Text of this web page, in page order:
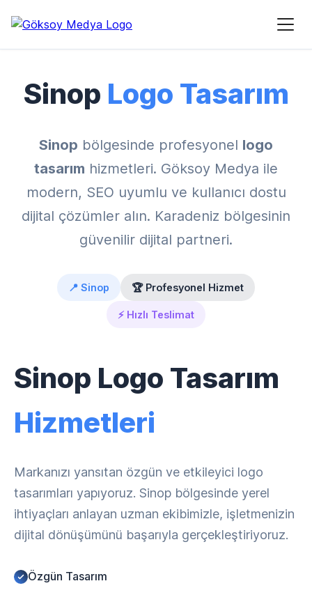
Sinop Logo Tasarım
Sinop bölgesinde profesyonel logo
tasarım hizmetleri. Göksoy Medya ile
modern, SEO uyumlu ve kullanıcı dostu
dijital çözümler alın. Karadeniz bölgesinin
güvenilir dijital partneri.
📍 Sinop 🏆 Profesyonel Hizmet
⚡ Hızlı Teslimat
Sinop Logo Tasarım
Hizmetleri
Markanızı yansıtan özgün ve etkileyici logo
tasarımları yapıyoruz. Sinop bölgesinde yerel
ihtiyaçları anlayan uzman ekibimizle, işletmenizin
dijital dönüşümünü başarıyla gerçekleştiriyoruz.
Özgün Tasarım